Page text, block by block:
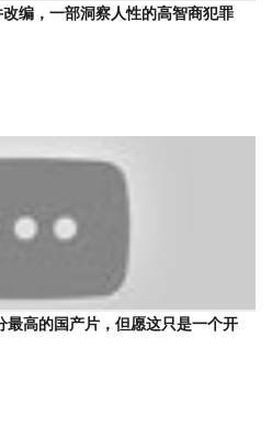
编，一部洞察人性的高智商犯罪
最高的国产片，但愿这只是一个开